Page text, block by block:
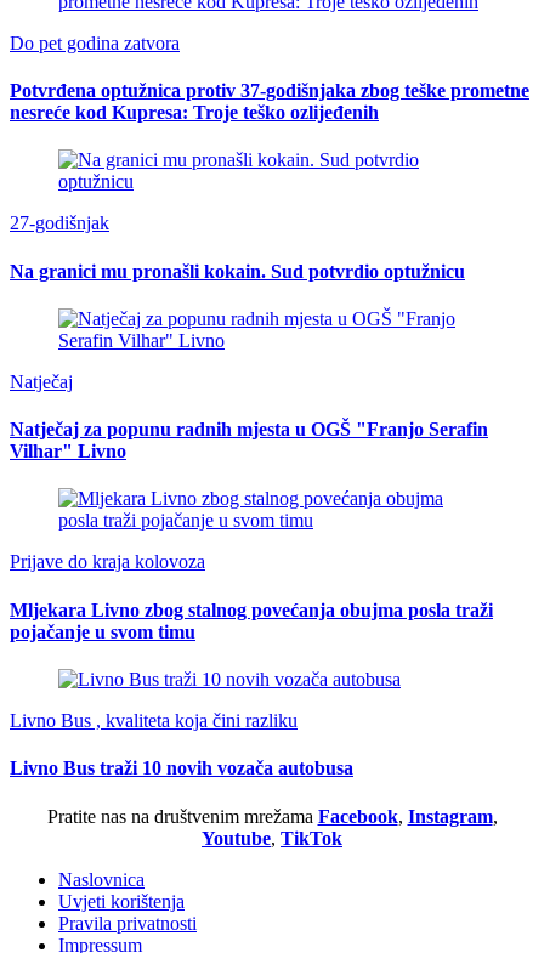
Do pet godina zatvora
Potvrđena optužnica protiv 37-godišnjaka zbog teške prometne
nesreće kod Kupresa: Troje teško ozlijeđenih
27-godišnjak
Na granici mu pronašli kokain. Sud potvrdio optužnicu
Natječaj
Natječaj za popunu radnih mjesta u OGŠ "Franjo Serafin
Vilhar" Livno
Prijave do kraja kolovoza
Mljekara Livno zbog stalnog povećanja obujma posla traži
pojačanje u svom timu
Livno Bus , kvaliteta koja čini razliku
Livno Bus traži 10 novih vozača autobusa
Pratite nas na društvenim mrežama Facebook, Instagram,
Youtube, TikTok
Naslovnica
Uvjeti korištenja
Pravila privatnosti
Impressum